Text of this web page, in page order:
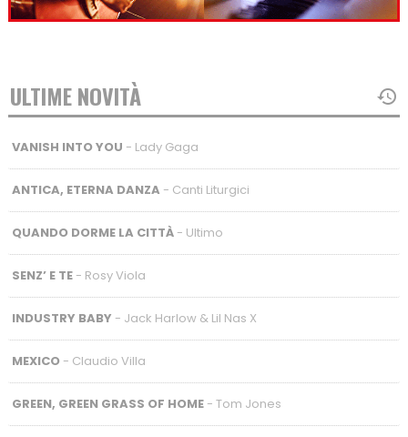
ULTIME NOVITÀ
VANISH INTO YOU - Lady Gaga
ANTICA, ETERNA DANZA - Canti Liturgici
QUANDO DORME LA CITTÀ- Ultimo
SENZ’ E TE- Rosy Viola
INDUSTRY BABY - Jack Harlow & Lil Nas X
MEXICO- Claudio Villa
GREEN, GREEN GRASS OF HOME- Tom Jones